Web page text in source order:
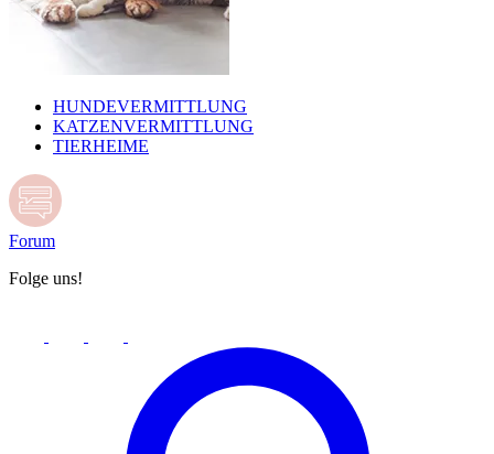
HUNDEVERMITTLUNG
KATZENVERMITTLUNG
TIERHEIME
Forum
Folge uns!